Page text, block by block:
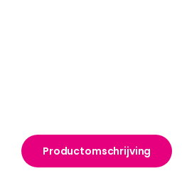
Productomschrijving